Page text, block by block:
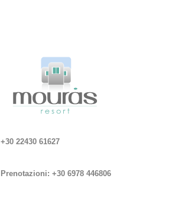
+30 22430 61627
Prenotazioni: +30 6978 446806